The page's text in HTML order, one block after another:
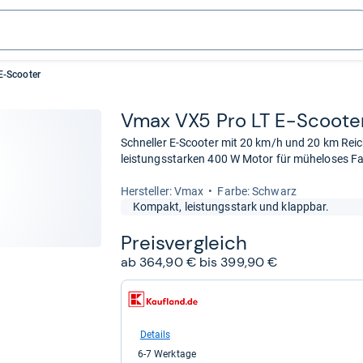
Scooter
Vmax VX5 Pro LT E-​
Schneller E-Scooter mit 20 km/h und 20 km
leistungsstarken 400 W Motor für müheloses
Her­stel­ler: Vmax
Farbe: Schwarz
Kompakt, leistungsstark und klappbar.
Preis­ver­gleich
ab 364,90 € bis 399,90 €
zum
Shop:
Kaufland
364,90
Details
6-7 Werktage